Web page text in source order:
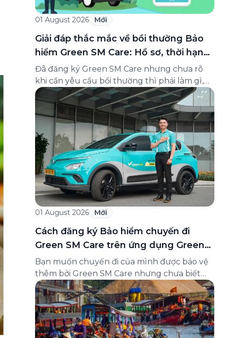
01 August 2026 Mới
Giải đáp thắc mắc về bồi thường Bảo
hiểm Green SM Care: Hồ sơ, thời hạn
và cách liên hệ hỗ trợ
Đã đăng ký Green SM Care nhưng chưa rõ
khi cần yêu cầu bồi thường thì phải làm gì,
hồ sơ ra sao, hay giấy chứng nhận bảo hiểm
tìm ở đâu? Bài viết này tổng hợp đầy đủ các
câu hỏi thường gặp nhất về quy trình bồi
thường và hỗ trợ của Green […]
01 August 2026 Mới
Cách đăng ký Bảo hiểm chuyến đi
Green SM Care trên ứng dụng Green
SM
Bạn muốn chuyến đi của mình được bảo vệ
thêm bởi Green SM Care nhưng chưa biết
đăng ký ở đâu? Bài viết dưới đây sẽ hướng
dẫn chi tiết cách tham gia (và hủy tham gia)
gói bảo hiểm này ngay trên ứng dụng Green
SM, cùng những lưu ý quan trọng trước khi
[…]